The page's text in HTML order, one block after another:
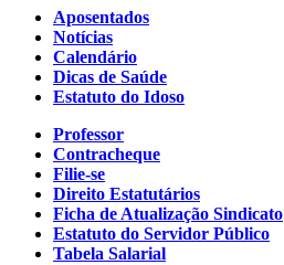
Aposentados
Notícias
Calendário
Dicas de Saúde
Estatuto do Idoso
Professor
Contracheque
Filie-se
Direito Estatutários
Ficha de Atualização Sindicato
Estatuto do Servidor Público
Tabela Salarial